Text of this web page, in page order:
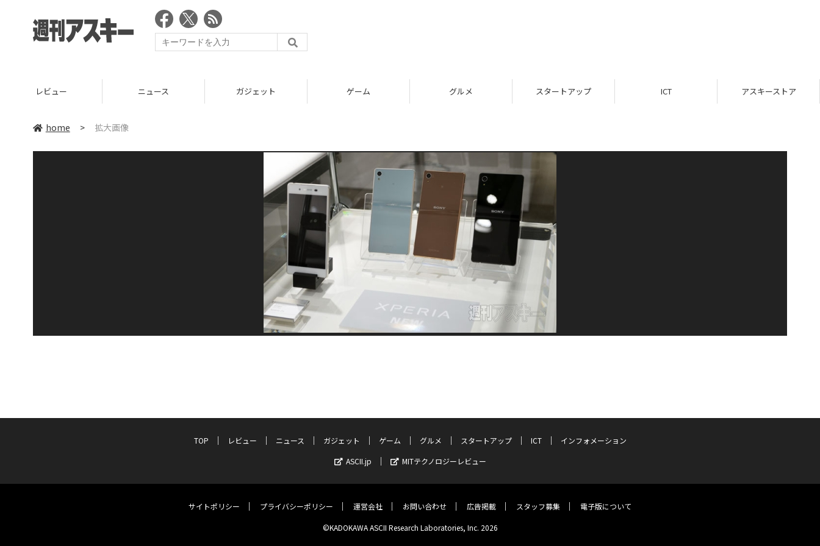
レビュー ニュース ガジェット ゲーム グルメ スタートアップ ICT アスキーストア
home > 拡大画像
TOP レビュー ニュース ガジェット ゲーム グルメ スタートアップ ICT
インフォメーション
ASCII.jp
MITテクノロジーレビュー
サイトポリシー プライバシーポリシー 運営会社 お問い合わせ 広告掲載 スタッフ募集 電子版について
©KADOKAWA ASCII Research Laboratories, Inc. 2026